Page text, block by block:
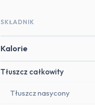
SKŁADNIK
Kalorie
Tłuszcz całkowity
Tłuszcz nasycony